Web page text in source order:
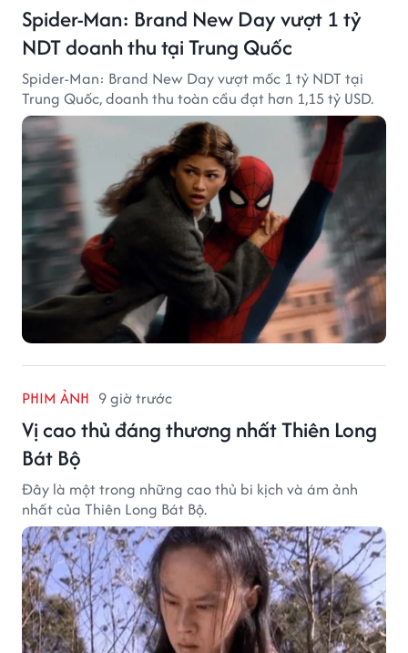
Spider-Man: Brand New Day vượt 1 tỷ
NDT doanh thu tại Trung Quốc
Spider-Man: Brand New Day vượt mốc 1 tỷ NDT tại
Trung Quốc, doanh thu toàn cầu đạt hơn 1,15 tỷ USD.
PHIM ẢNH 9 giờ trước
Vị cao thủ đáng thương nhất Thiên Long
Bát Bộ
Đây là một trong những cao thủ bi kịch và ám ảnh
nhất của Thiên Long Bát Bộ.